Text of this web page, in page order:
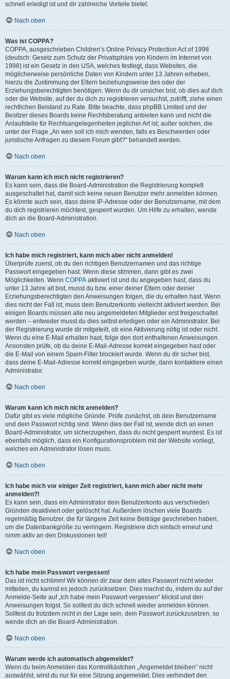
schnell erledigt ist und dir zahlreiche Vorteile bietet.
Nach oben
Was ist COPPA?
COPPA, ausgeschrieben Children’s Online Privacy Protection Act of 1998
(deutsch: Gesetz zum Schutz der Privatsphäre von Kindern im Internet von
1998) ist ein Gesetz in den USA, welches festlegt, dass Websites, die
möglicherweise persönliche Daten von Kindern unter 13 Jahren erheben,
hierzu die Zustimmung der Eltern beziehungsweise des oder der
Erziehungsberechtigten benötigen. Wenn du dir unsicher bist, ob dies auf dich
oder die Website, auf der du dich zu registrieren versuchst, zutrifft, ziehe einen
rechtlichen Beistand zu Rate. Bitte beachte, dass phpBB Limited und der
Besitzer dieses Boards keine Rechtsberatung anbieten kann und nicht die
Anlaufstelle für Rechtsangelegenheiten jeglicher Art ist; außer solchen, die
unter der Frage „An wen soll ich mich wenden, falls es Beschwerden oder
juristische Anfragen zu diesem Forum gibt?“ behandelt werden.
Nach oben
Warum kann ich mich nicht registrieren?
Es kann sein, dass die Board-Administration die Registrierung komplett
ausgeschaltet hat, damit sich keine neuen Benutzer mehr anmelden können.
Es könnte auch sein, dass deine IP-Adresse oder der Benutzername, mit dem
du dich registrieren möchtest, gesperrt wurden. Um Hilfe zu erhalten, wende
dich an die Board-Administration.
Nach oben
Ich habe mich registriert, kann mich aber nicht anmelden!
Überprüfe zuerst, ob du den richtigen Benutzernamen und das richtige
Passwort eingegeben hast. Wenn diese stimmen, dann gibt es zwei
Möglichkeiten. Wenn COPPA aktiviert ist und du angegeben hast, dass du
unter 13 Jahre alt bist, musst du bzw. einer deiner Eltern oder deiner
Erziehungsberechtigten den Anweisungen folgen, die du erhalten hast. Wenn
dies nicht der Fall ist, muss dein Benutzerkonto vielleicht aktiviert werden. Bei
einigen Boards müssen alle neu angemeldeten Mitglieder erst freigeschaltet
werden – entweder musst du dies selbst erledigen oder ein Administrator. Bei
der Registrierung wurde dir mitgeteilt, ob eine Aktivierung nötig ist oder nicht.
Wenn du eine E-Mail erhalten hast, folge den dort enthaltenen Anweisungen.
Ansonsten prüfe, ob du deine E-Mail-Adresse korrekt eingegeben hast oder
die E-Mail von einem Spam-Filter blockiert wurde. Wenn du dir sicher bist,
dass deine E-Mail-Adresse korrekt eingegeben wurde, dann kontaktiere einen
Administrator.
Nach oben
Warum kann ich mich nicht anmelden?
Dafür gibt es viele mögliche Gründe. Prüfe zunächst, ob dein Benutzername
und dein Passwort richtig sind. Wenn dies der Fall ist, wende dich an einen
Board-Administrator, um sicherzugehen, dass du nicht gesperrt wurdest. Es ist
ebenfalls möglich, dass ein Konfigurationsproblem mit der Website vorliegt,
welches ein Administrator lösen muss.
Nach oben
Ich habe mich vor einiger Zeit registriert, kann mich aber nicht mehr
anmelden?!
Es kann sein, dass ein Administrator dein Benutzerkonto aus verschieden
Gründen deaktiviert oder gelöscht hat. Außerdem löschen viele Boards
regelmäßig Benutzer, die für längere Zeit keine Beiträge geschrieben haben,
um die Datenbankgröße zu verringern. Registriere dich einfach erneut und
nimm aktiv an den Diskussionen teil!
Nach oben
Ich habe mein Passwort vergessen!
Das ist nicht schlimm! Wir können dir zwar dein altes Passwort nicht wieder
mitteilen, du kannst es jedoch zurücksetzen. Dies machst du, indem du auf der
Anmelde-Seite auf „Ich habe mein Passwort vergessen“ klickst und den
Anweisungen folgst. So solltest du dich schnell wieder anmelden können.
Solltest du trotzdem nicht in der Lage sein, dein Passwort zurückzusetzen, so
wende dich an die Board-Administration.
Nach oben
Warum werde ich automatisch abgemeldet?
Wenn du beim Anmelden das Kontrollkästchen „Angemeldet bleiben“ nicht
auswählst, wirst du nur für eine Sitzung angemeldet. Dies verhindert den